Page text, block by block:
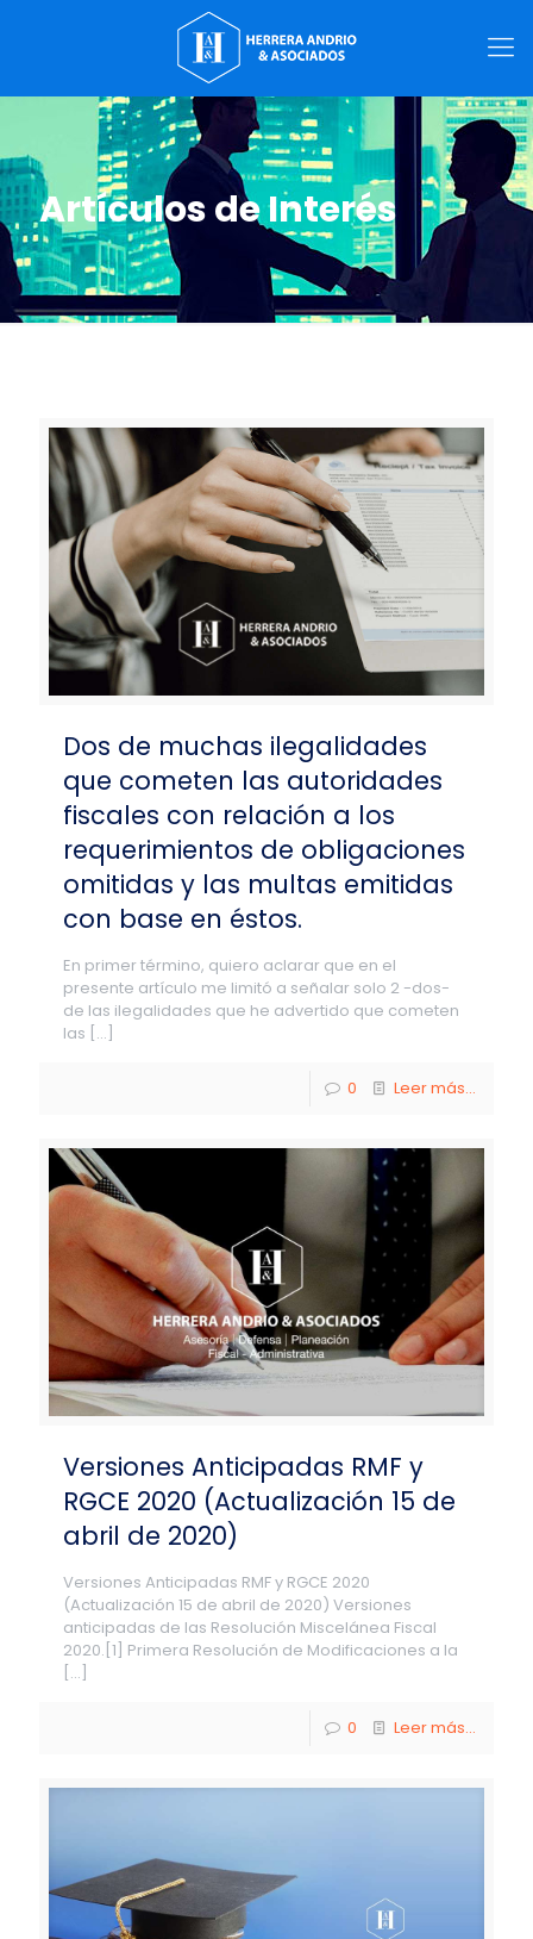
Artículos de Interés
Dos de muchas ilegalidades
que cometen las autoridades
fiscales con relación a los
requerimientos de obligaciones
omitidas y las multas emitidas
con base en éstos.
En primer término, quiero aclarar que en el
presente artículo me limitó a señalar solo 2 -dos-
de las ilegalidades que he advertido que cometen
las […]
0 Leer más...
Versiones Anticipadas RMF y
RGCE 2020 (Actualización 15 de
abril de 2020)
Versiones Anticipadas RMF y RGCE 2020
(Actualización 15 de abril de 2020) Versiones
anticipadas de las Resolución Miscelánea Fiscal
2020.[1] Primera Resolución de Modificaciones a la
[…]
0 Leer más...